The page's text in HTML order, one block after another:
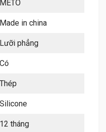
METO
Made in china
Lưỡi phẳng
Có
Thép
Silicone
12 tháng